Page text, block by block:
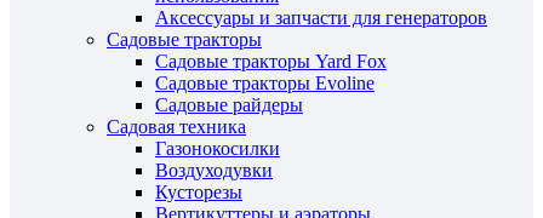
Аксессуары и запчасти для генераторов
Садовые тракторы
Садовые тракторы Yard Fox
Садовые тракторы Evoline
Садовые райдеры
Садовая техника
Газонокосилки
Воздуходувки
Кусторезы
Вертикуттеры и аэраторы